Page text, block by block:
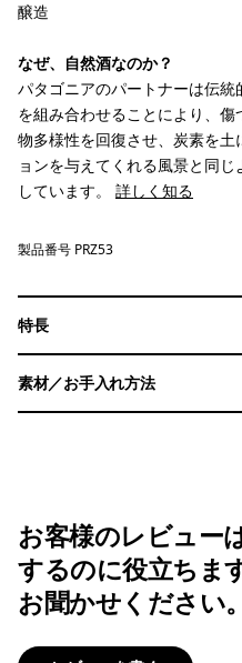
醸造
なぜ、自然酒なのか？
パタゴニアのパートナーは伝
を組み合わせることにより、
物多様性を回復させ、炭素を
ョンを与えてくれる風景と同
しています。 詳しく知る
製品番号 PRZ53
特長
素材／お手入れ方法
お客様のレビュー
するのに役立ちま
お聞かせください。